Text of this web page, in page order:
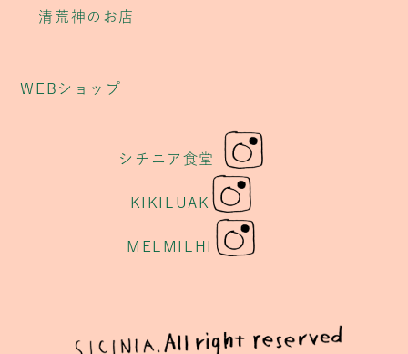
清荒神のお店
WEBショップ
シチニア食堂
KIKILUAK
MELMILHI